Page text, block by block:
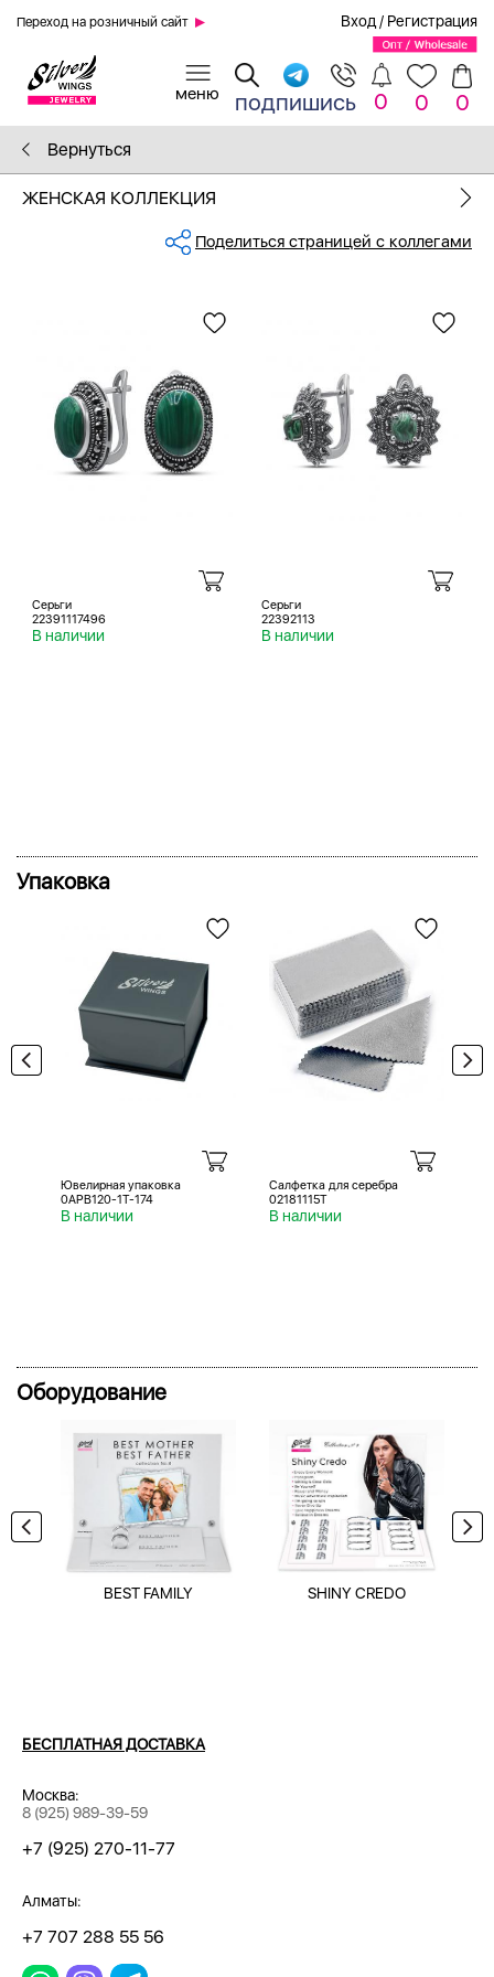
Переход на розничный сайт Вход / Регистрация
подпишись 0 0 0
Вернуться
ЖЕНСКАЯ КОЛЛЕКЦИЯ
Поделиться страницей с коллегами
Серьги
22391117496
В наличии
Серьги
22392113
В наличии
Упаковка
Ювелирная упаковка
0APB120-1T-174
В наличии
Салфетка для серебра
02181115T
В наличии
Оборудование
BEST FAMILY SHINY CREDO
БЕСПЛАТНАЯ ДОСТАВКА
Москва:
8 (925) 989-39-59
+7 (925) 270-11-77
Алматы:
+7 707 288 55 56